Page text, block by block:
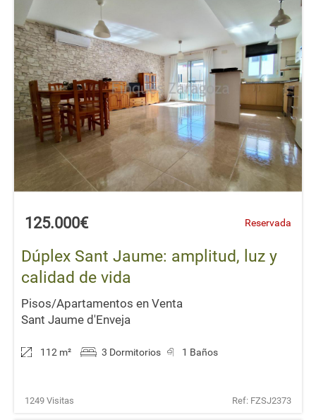
125.000€ Reservada
Dúplex Sant Jaume: amplitud, luz y
calidad de vida
Pisos/Apartamentos en Venta
Sant Jaume d'Enveja
112 m² 3 Dormitorios 1 Baños
1249 Visitas Ref: FZSJ2373